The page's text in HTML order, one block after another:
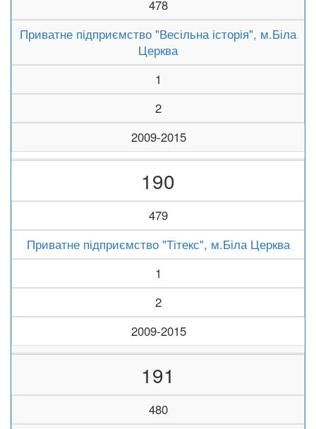
478
Приватне підприємство "Весільна історія", м.Біла
Церква
1
2
2009-2015
190
479
Приватне підприємство "Тітекс", м.Біла Церква
1
2
2009-2015
191
480